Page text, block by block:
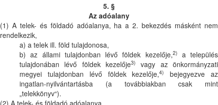
5. §
Az adóalany
(1) A telek- és földadó adóalanya, ha a 2. bekezdés másként nem
rendelkezik,
a) a telek ill. föld tulajdonosa,
b) az állami tulajdonban lévő földek kezelője,2)
a település
tulajdonában lévő földek kezelője3)
vagy az önkormányzati
megyei tulajdonban lévő földek kezelője,4)
bejegyezve az
ingatlan-nyilvántartásba (a továbbiakban csak mint
„telekkönyv“).
(2) A telek- és földadó adóalanya